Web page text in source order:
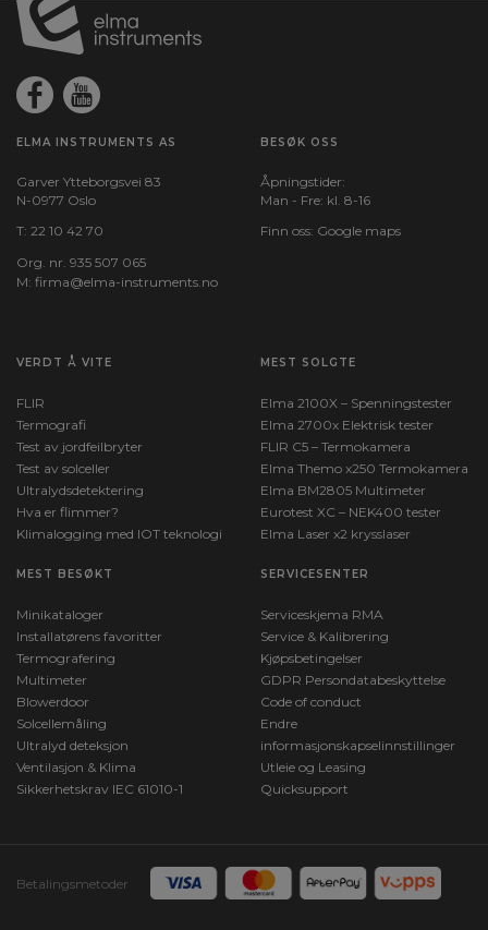
ELMA INSTRUMENTS AS
Garver Ytteborgsvei 83
N-0977 Oslo
T: 22 10 42 70
Org. nr. 935 507 065
M: firma@elma-instruments.no​
BESØK OSS
Åpningstider:
Man - Fre: kl. 8-16
Finn oss: Google maps
VERDT Å VITE
FLIR
Termografi
Test av jordfeilbryter
Test av solceller
Ultralydsdetektering
Hva er flimmer?
Klimalogging med IOT teknologi
MEST SOLGTE
Elma 2100X – Spenningstester
Elma 2700x Elektrisk tester
FLIR C5 – Termokamera
Elma Themo x250 Termokamera
Elma BM2805 Multimeter
Eurotest XC – NEK400 tester
Elma Laser x2 krysslaser
MEST BESØKT
Minikataloger
Installatørens favoritter
Termografering
Multimeter
Blowerdoor
Solcellemåling
Ultralyd deteksjon
Ventilasjon & Klima
Sikkerhetskrav IEC 61010-1
SERVICESENTER
Serviceskjema RMA
Service & Kalibrering
Kjøpsbetingelser
GDPR Persondatabeskyttelse
Code of conduct
Endre
informasjonskapselinnstillinger
Utleie og Leasing
Quicksupport
Betalingsmetoder